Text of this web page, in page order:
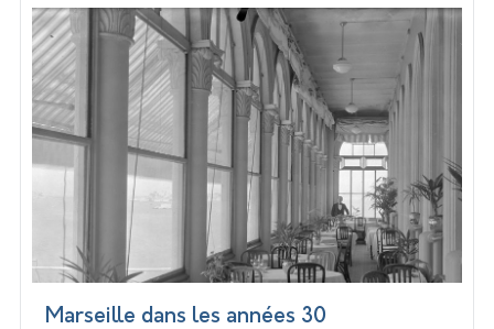
Marseille dans les années 30